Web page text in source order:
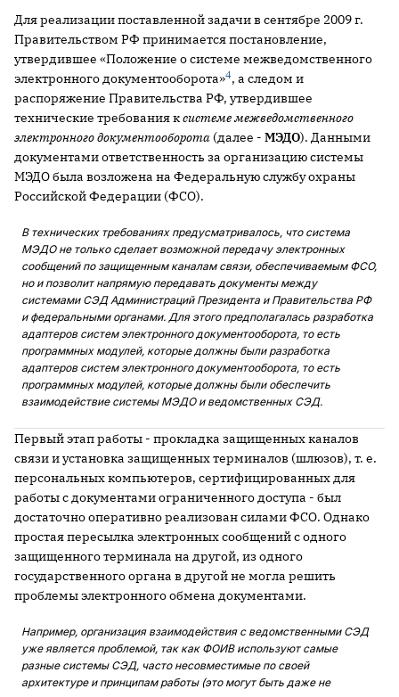
Для реализации поставленной задачи в сентябре 2009 г.
Правительством РФ принимается постановление,
утвердившее «Положение о системе межведомственного
электронного документооборота»4, а следом и
распоряжение Правительства РФ, утвердившее
технические требования ксистеме межведомственного
электронного документооборота (далее - МЭДО). Данными
документами ответственность за организацию системы
МЭДО была возложена на Федеральную службу охраны
Российской Федерации (ФСО).
В технических требованиях предусматривалось, что система
МЭДО не только сделает возможной передачу электронных
сообщений по защищенным каналам связи, обеспечиваемым ФСО,
но и позволит напрямую передавать документы между
системами СЭД Администраций Президента и Правительства РФ
и федеральными органами. Для этого предполагалась разработка
адаптеров систем электронного документооборота, то есть
программных модулей, которые должны были разработка
адаптеров систем электронного документооборота, то есть
программных модулей, которые должны были обеспечить
взаимодействие системы МЭДО и ведомственных СЭД.
Первый этап работы - прокладка защищенных каналов
связи и установка защищенных терминалов (шлюзов), т. е.
персональных компьютеров, сертифицированных для
работы с документами ограниченного доступа - был
достаточно оперативно реализован силами ФСО. Однако
простая пересылка электронных сообщений с одного
защищенного терминала на другой, из одного
государственного органа в другой не могла решить
проблемы электронного обмена документами.
Например, организация взаимодействия с ведомственными СЭД
уже является проблемой, так как ФОИВ используют самые
разные системы СЭД, часто несовместимые по своей
архитектуре и принципам работы (это могут быть даже не